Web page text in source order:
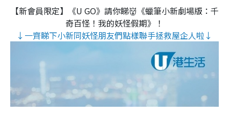
【新會員限定】《U GO》請你睇👹《蠟筆小新劇場版：千
奇百怪！我的妖怪假期》！
↓一齊睇下小新同妖怪朋友們點樣聯手拯救屋企人啦↓